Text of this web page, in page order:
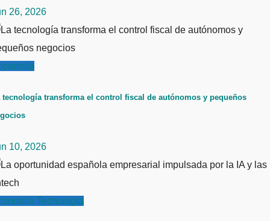
26, 2026
tecnología transforma el control fiscal de autónomos y pequeños
10, 2026
Tecnología